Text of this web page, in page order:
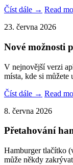
Číst dále → Read
23. června 2026
Nové možnosti
V nejnovější verzi
místa, kde si
Číst dále → Read
8. června 2026
Přetahování
Hamburger tlačítko
může někdy